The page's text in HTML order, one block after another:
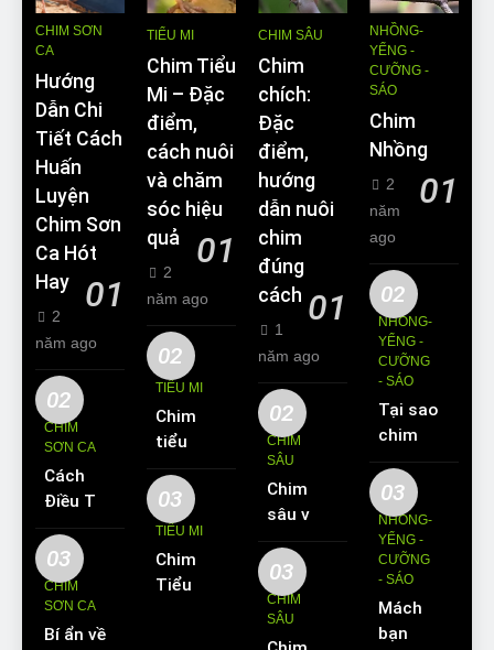
CHIM SƠN
CA
Hướng
Dẫn Chi
Tiết Cách
Huấn
Luyện
Chim Sơn
Ca Hót
Hay
01
2
năm ago
02
CHIM
SƠN CA
Cách
Điều Trị
Hiệu
Quả
Các
Bệnh
Thường
03
CHIM
SƠN CA
Bí ẩn về
TIỂU MI
Chim Tiểu
Mi – Đặc
điểm,
cách nuôi
và chăm
sóc hiệu
quả
01
2
năm ago
02
TIỂU MI
Chim
tiểu mi
ăn gì?
Kinh
nghiệm
chim
tiểu mi
03
TIỂU MI
Chim
Tiểu Mi
CHIM SÂU
Chim
chích:
Đặc
điểm,
hướng
dẫn nuôi
chim
đúng
cách 01
1
năm ago
02
CHIM
SÂU
Chim
sâu và
những
thông
tin cơ
bản về
loài
03
CHIM
SÂU
NHỒNG-
YỂNG -
CƯỠNG -
SÁO
Chim
Nhồng
01
2
năm
ago
02
NHỒNG-
YỂNG -
CƯỠNG
- SÁO
Tại sao
chim
Sáo lại
được
yêu
thích
nuôi
làm thú
cưng?
03
NHỒNG-
YỂNG -
CƯỠNG
- SÁO
Mách
bạn